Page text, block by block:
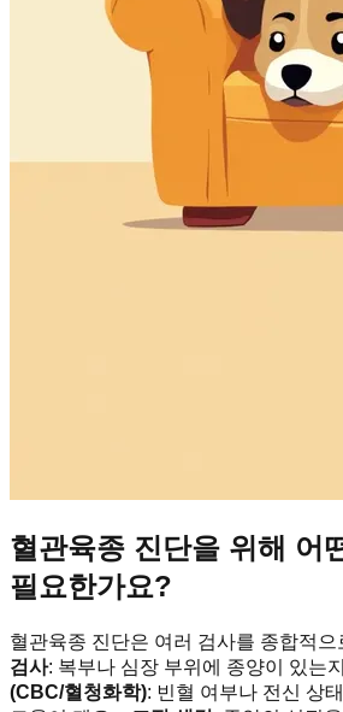
혈관육종 진단을 위해 어
필요한가요?
혈관육종 진단은 여러 검사를 종합적으
검사: 복부나 심장 부위에 종양이 있는
(CBC/혈청화학): 빈혈 여부나 전신 상